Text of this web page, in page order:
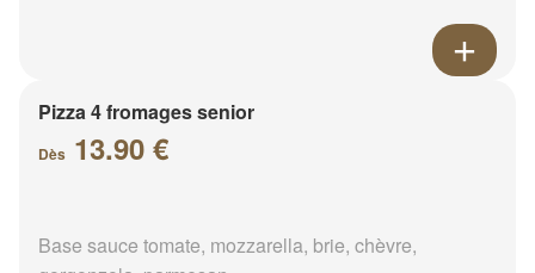
Pizza 4 fromages senior
Dès 13.90 €
Base sauce tomate, mozzarella, brie, chèvre,